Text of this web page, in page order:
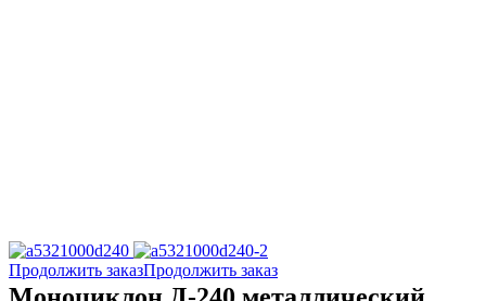
Продолжить заказПродолжить заказ